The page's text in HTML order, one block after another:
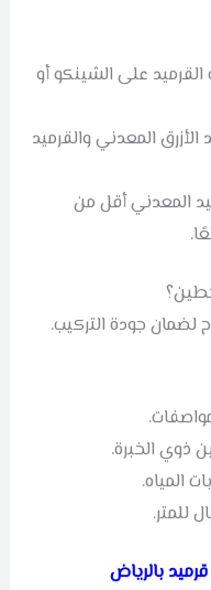
على الشينكو أو
الأزرق المعدني والقرميد
المعدني أقل من
لضمان جودة التركيب.
ذوي الخبرة.
المياه.
للمتر.
بالرياض